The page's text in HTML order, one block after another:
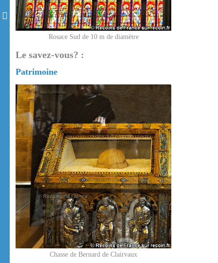
Rosace Sud de 10 m de diamètre
Le savez-vous? :
Patrimoine
Chasse de Bernard de Clairvaux